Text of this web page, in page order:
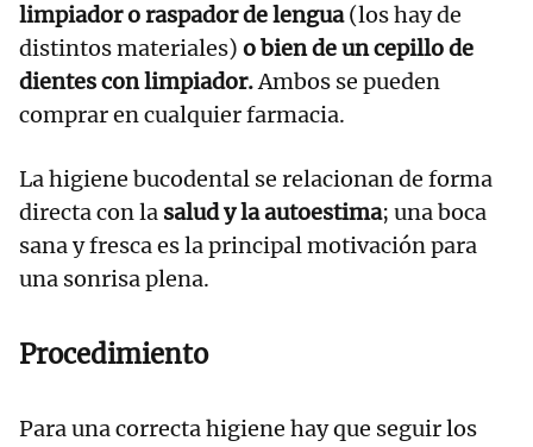
limpiador o raspador de lengua(los hay de
distintos materiales) o bien de un cepillo de
dientes con limpiador.Ambos se pueden
comprar en cualquier farmacia.
La higiene bucodental se relacionan de forma
directa con la salud y la autoestima; una boca
sana y fresca es la principal motivación para
una sonrisa plena.
Procedimiento
Para una correcta higiene hay que seguir los